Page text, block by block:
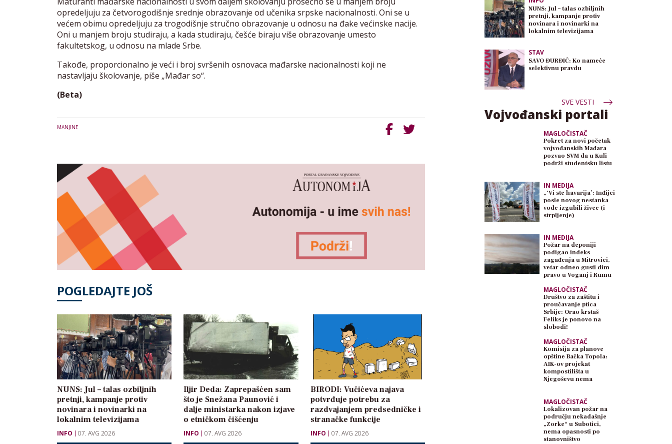
opredeljuju za četvorogodišnje srednje obrazovanje od učenika srpske nacionalnosti. Oni se u
većem obimu opredeljuju za trogodišnje stručno obrazovanje u odnosu na đake većinske nacije.
Oni u manjem broju studiraju, a kada studiraju, češće biraju više obrazovanje umesto
fakultetskog, u odnosu na mlade Srbe.
Takođe, proporcionalno je veći i broj svršenih osnovaca mađarske nacionalnosti koji ne
nastavljaju školovanje, piše „Mađar so“.
(Beta)
MANJINE
POGLEDAJTE JOŠ
NUNS: Jul – talas ozbiljnih
pretnji, kampanje protiv
novinara i novinarki na
lokalnim televizijama
INFO 07. AVG 2026
Iljir Deda: Zaprepašćen sam
što je Snežana Paunović i
dalje ministarka nakon izjave
o etničkom čišćenju
INFO 07. AVG 2026
BIRODI: Vučićeva najava
potvrđuje potrebu za
razdvajanjem predsedničke i
stranačke funkcije
INFO 07. AVG 2026
NUNS: Jul – talas ozbiljnih
pretnji, kampanje protiv
novinara i novinarki na
lokalnim televizijama
STAV
SAVO ĐURĐIĆ: Ko nameće
selektivnu pravdu
SVE VESTI
Vojvođanski portali
MAGLOČISTAČ
Pokret za novi početak
vojvođanskih Mađara
pozvao SVM da u Kuli
podrži studentsku listu
IN MEDIJA
„‘Vi ste havarija’: Inđijci
posle novog nestanka
vode izgubili živce (i
strpljenje)
IN MEDIJA
Požar na deponiji
podigao indeks
zagađenja u Mitrovici,
vetar odneo gusti dim
pravo u Voganj i Rumu
MAGLOČISTAČ
Društvo za zaštitu i
proučavanje ptica
Srbije: Orao krstaš
Feliks je ponovo na
slobodi!
MAGLOČISTAČ
Komisija za planove
opštine Bačka Topola:
AIK-ov projekat
kompostilišta u
Njegoševu nema
MAGLOČISTAČ
Lokalizovan požar na
području nekadašnje
„Zorke“ u Subotici,
nema opasnosti po
stanovništvo